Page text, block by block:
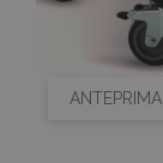
ANTEPRIMA